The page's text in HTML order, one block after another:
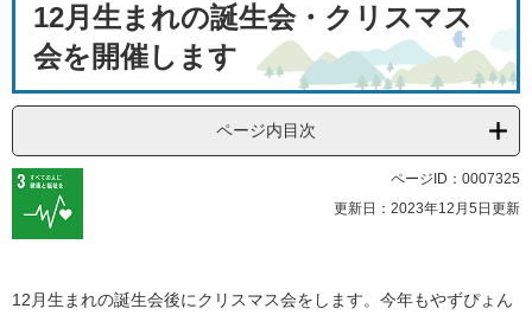
12月生まれの誕生会・クリスマス
会を開催します
ページ内目次
ページID：0007325
更新日：2023年12月5日更新
12月生まれの誕生会後にクリスマス会をします。今年もやずぴょん